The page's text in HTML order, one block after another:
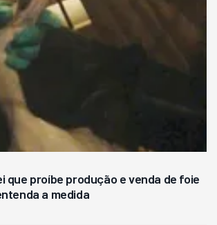
que proíbe produção e venda de foie
a medida